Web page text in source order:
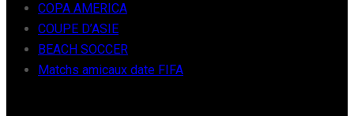
COPA AMERICA
COUPE D’ASIE
BEACH SOCCER
Matchs amicaux date FIFA